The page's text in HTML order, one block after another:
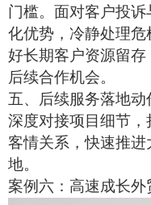
门槛。面对客户投
化优势，冷静处理
好长期客户资源留
后续合作机会。
五、后续服务落地
深度对接项目细节
客情关系，快速推
地。
案例六：高速成长外